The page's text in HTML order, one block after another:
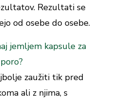
Rezultati se
od osebe do osebe.
jemljem kapsule za
zaužiti tik pred
ali z njima, s